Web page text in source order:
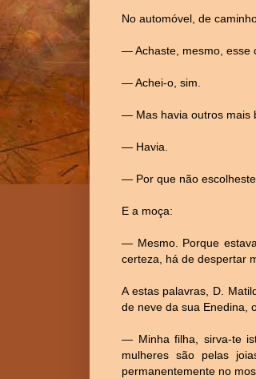
No automóvel, de
— Achaste, mesmo, esse
— Achei-o, sim.
— Mas havia outros mais
— Havia.
— Por que não
E a moça:
— Mesmo. Porque
certeza, há de despertar
A estas palavras, D.
de neve da sua Enedina,
— Minha filha, sirva-te
mulheres são pelas
permanentemente no